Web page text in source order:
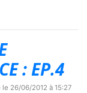
: EP.4
le 26/06/2012 à 15:27